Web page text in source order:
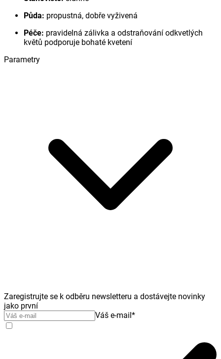
Půda: propustná, dobře vyživená
Péče: pravidelná zálivka a odstraňování odkvetlých
květů podporuje bohaté kvetení
Parametry
Zaregistrujte se k odběru newsletteru a dostávejte novinky
jako první
Váš e-mail *